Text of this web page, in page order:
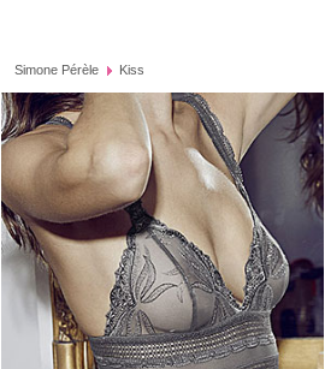
Simone Pérèle Kiss